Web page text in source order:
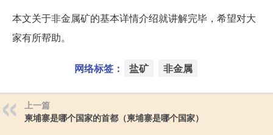
本文关于非金属矿的基本详情介绍就讲解完毕，希望对大
家有所帮助。
网络标签： 盐矿 非金属
上一篇
柬埔寨是哪个国家的首都（柬埔寨是哪个国家）